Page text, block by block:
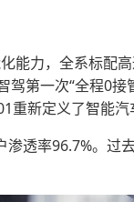
能力，全系标配
第一次“全程0
重新定义了智能汽
透率96.7%。